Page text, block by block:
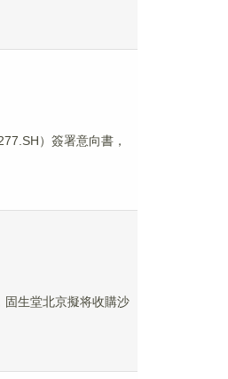
）簽署意向書，
固生堂北京擬将收購沙